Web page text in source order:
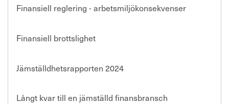
Finansiell reglering - arbetsmiljökonsekvenser
Finan­si­ell brotts­lig­het
Jämställdhetsrapporten 2024
Långt kvar till en jämställd finansbransch